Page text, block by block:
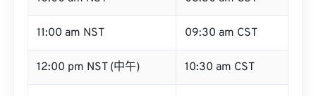
11:00 am NST 09:30 am CST
12:00 pm NST (中午) 10:30 am CST